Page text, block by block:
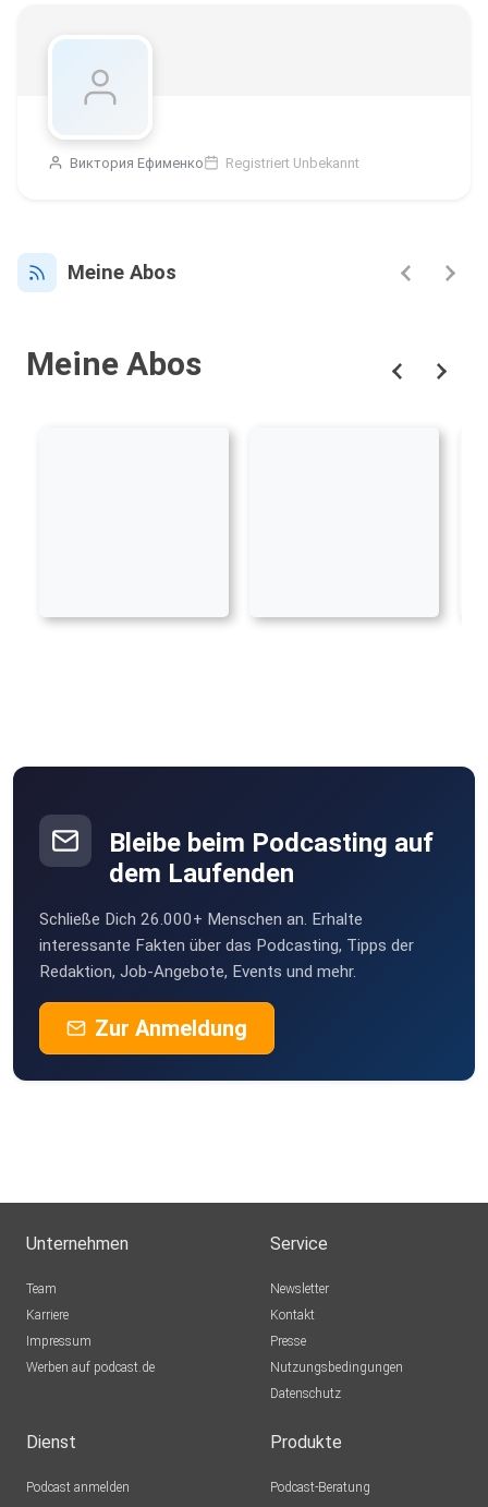
Виктория Ефименко Registriert Unbekannt
Meine Abos
Meine Abos
Bleibe beim Podcasting auf
dem Laufenden
Schließe Dich 26.000+ Menschen an. Erhalte
interessante Fakten über das Podcasting, Tipps der
Redaktion, Job-Angebote, Events und mehr.
Zur Anmeldung
Unternehmen
Team
Karriere
Impressum
Werben auf podcast.de
Service
Newsletter
Kontakt
Presse
Nutzungsbedingungen
Datenschutz
Dienst
Podcast anmelden
Produkte
Podcast-Beratung